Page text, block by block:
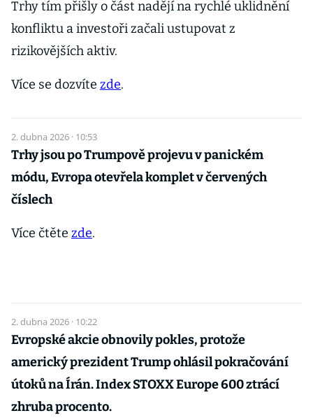
Trhy tím přišly o část nadějí na rychlé uklidnění
konfliktu a investoři začali ustupovat z
rizikovějších aktiv.
Více se dozvíte zde.
2. dubna 2026 · 10:53
Trhy jsou po Trumpově projevu v panickém
módu, Evropa otevřela komplet v červených
číslech
Více čtěte zde.
2. dubna 2026 · 10:22
Evropské akcie obnovily pokles, protože
americký prezident Trump ohlásil pokračování
útoků na Írán. Index STOXX Europe 600 ztrácí
zhruba procento.